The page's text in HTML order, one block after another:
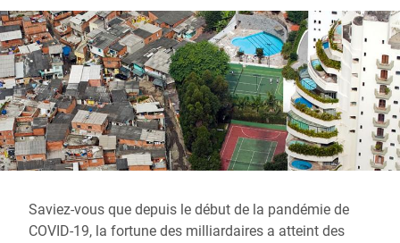
Saviez-vous que depuis le début de la pandémie de
COVID-19, la fortune des milliardaires a atteint des